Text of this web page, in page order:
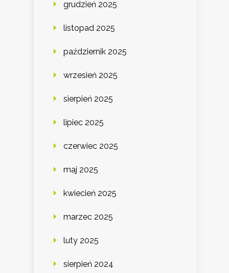
grudzień 2025
listopad 2025
październik 2025
wrzesień 2025
sierpień 2025
lipiec 2025
czerwiec 2025
maj 2025
kwiecień 2025
marzec 2025
luty 2025
sierpień 2024